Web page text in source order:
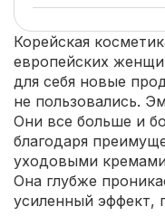
Корейская
европейских
для себя новые
не пользовались.
Они все больше и
благодаря
уходовыми
Она глубже
усиленный эффект,